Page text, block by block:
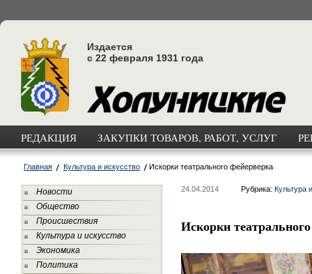
Издается
с 22 февраля 1931 года
РЕДАКЦИЯ ЗАКУПКИ ТОВАРОВ, РАБОТ, УСЛУГ
Главная Культура и искусство Искорки театрального фейерверка
Новости
Общество
Происшествия
Культура и искусство
Экономика
Политика
24.04.2014 Рубрика: Культура
Искорки